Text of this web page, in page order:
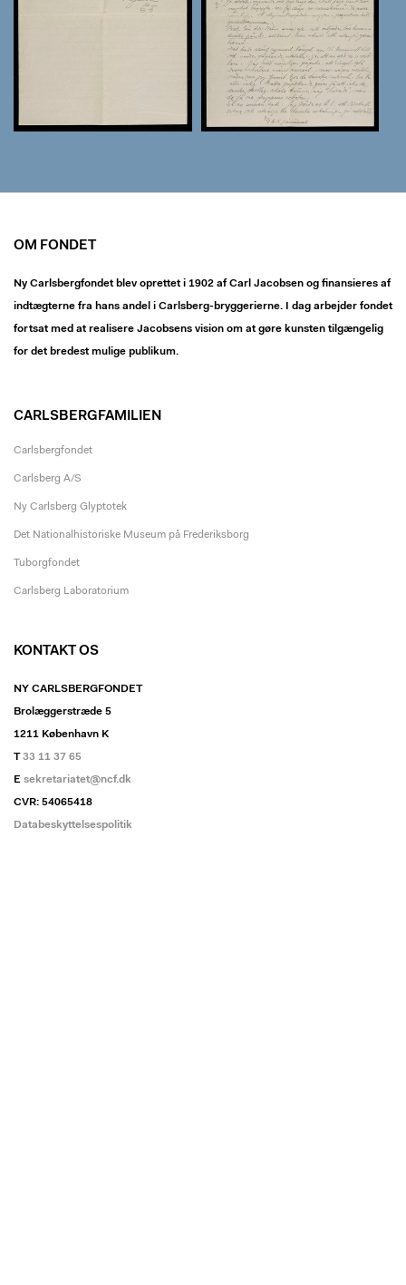
OM FONDET
Ny Carlsbergfondet blev oprettet i 1902 af Carl Jacobsen og finansieres af
indtægterne fra hans andel i Carlsberg-bryggerierne. I dag arbejder fondet
fortsat med at realisere Jacobsens vision om at gøre kunsten tilgængelig
for det bredest mulige publikum.
CARLSBERGFAMILIEN
Carlsbergfondet
Carlsberg A/S
Ny Carlsberg Glyptotek
Det Nationalhistoriske Museum på Frederiksborg
Tuborgfondet
Carlsberg Laboratorium
KONTAKT OS
NY CARLSBERGFONDET
Brolæggerstræde 5
1211 København K
T33 11 37 65
E sekretariatet@ncf.dk
CVR: 54065418
Databeskyttelsespolitik